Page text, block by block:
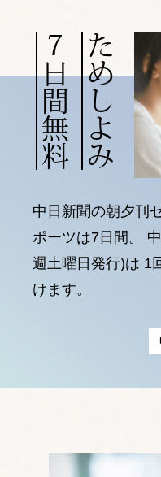
ためしよみ
７日間無料
中日新聞の朝夕刊
ポーツは7日間。
週土曜日発行)は 1
けます。